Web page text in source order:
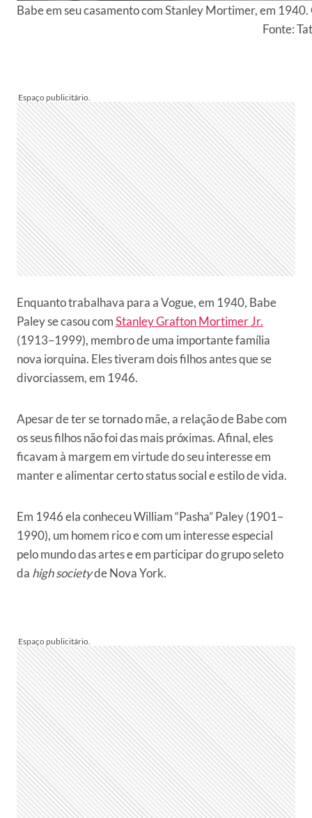
Babe em seu casamento com Stanley Mortimer, em
Fonte:
Enquanto trabalhava para a Vogue, em 1940, Babe
Paley se casou comStanley Grafton Mortimer Jr.
(1913–1999), membro de uma importante família
nova iorquina. Eles tiveram dois filhos antes que se
divorciassem, em 1946.
Apesar de ter se tornado mãe, a relação de Babe com
os seus filhos não foi das mais próximas. Afinal, eles
ficavam à margem em virtude do seu interesse em
manter e alimentar certo status social e estilo de vida.
Em 1946 ela conheceu William “Pasha” Paley (1901–
1990), um homem rico e com um interesse especial
pelo mundo das artes e em participar do grupo seleto
da high societyde Nova York.